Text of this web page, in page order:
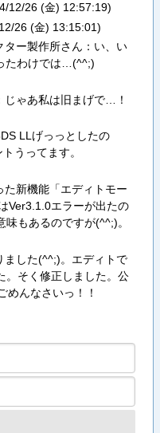
12/26 (金) 12:57:19)
26 (金) 13:15:01)
ター製作所さん：い、い
たわけでは…(^^;)
じゃあ私は旧まげで…！
LLげっっとしたの
うってます。
た新機能「エディトモー
エラーが出たの
もあるのですが(^^;)。
した(^^;)。エディトで
。そく修正しました。公
んなさいっ！！